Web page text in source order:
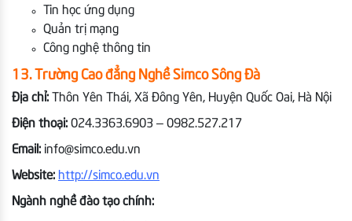
Tin học ứng dụng
Quản trị mạng
Công nghệ thông tin
13. Trường Cao đẳng Nghề Simco Sông Đà
Địa chỉ: Thôn Yên Thái, Xã Đông Yên, Huyện Quốc Oai, Hà Nội
Điện thoại: 024.3363.6903 – 0982.527.217
Email: info@simco.edu.vn
Website: http://simco.edu.vn
Ngành nghề đào tạo chính: